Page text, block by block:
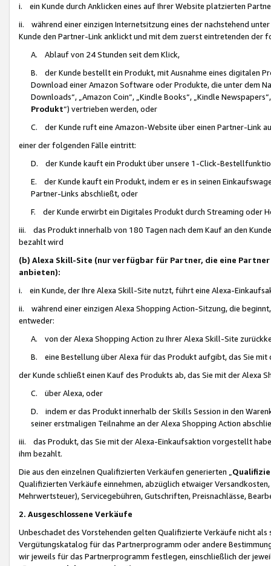
i. ein Kunde durch Anklicken eines auf Ihrer Website platzierten
ii. während einer einzigen Internetsitzung eines der nachstehend
Kunde den Partner-Link anklickt und mit dem zuerst eintretenden der
A. Ablauf von 24 Stunden seit dem Klick,
B. der Kunde bestellt ein Produkt, mit Ausnahme eines digitalen
Download einer Amazon Software oder Produkte, die unter dem
Downloads“, „Amazon Coin“, „Kindle Books“, „Kindle
Produkt“) vertrieben werden, oder
C. der Kunde ruft eine Amazon-Website über einen Partner-Link
einer der folgenden Fälle eintritt:
D. der Kunde kauft ein Produkt über unsere 1-Click-
E. der Kunde kauft ein Produkt, indem er es in seinen
Partner-Links abschließt, oder
F. der Kunde erwirbt ein Digitales Produkt durch Streaming oder
iii. das Produkt innerhalb von 180 Tagen nach dem Kauf an den
bezahlt wird
(b) Alexa Skill-Site (nur verfügbar für Partner, die eine
anbieten):
i. ein Kunde, der Ihre Alexa Skill-Site nutzt, führt eine Alexa-
ii. während einer einzigen Alexa Shopping Action-Sitzung, die
entweder:
A. von der Alexa Shopping Action zu Ihrer Alexa Skill-Site
B. eine Bestellung über Alexa für das Produkt aufgibt, das Sie mit
der Kunde schließt einen Kauf des Produkts ab, das Sie mit der Alexa
C. über Alexa, oder
D. indem er das Produkt innerhalb der Skills Session in den
seiner erstmaligen Teilnahme an der Alexa Shopping Action
iii. das Produkt, das Sie mit der Alexa-Einkaufsaktion vorgestellt
ihm bezahlt.
Die aus den einzelnen Qualifizierten Verkäufen generierten „
Qualifizierten Verkäufe einnehmen, abzüglich etwaiger
Mehrwertsteuer), Servicegebühren, Gutschriften, Preisnachlässe,
2. Ausgeschlossene Verkäufe
Unbeschadet des Vorstehenden gelten Qualifizierte Verkäufe nicht
Vergütungskatalog für das Partnerprogramm oder andere
wir jeweils für das Partnerprogramm festlegen, einschließlich der